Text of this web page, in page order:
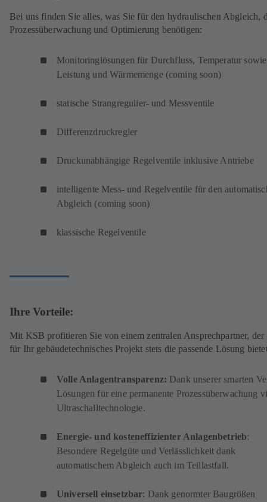
Bei uns finden Sie alles, was Sie für den hydraulischen Abgleich,
Prozessüberwachung und Optimierung benötigen:
Monitoringlösungen für Durchfluss, Temperatur sowie
Leistung und Wärmemenge (coming soon)
statische Strangregulier- und Messventile
Differenzdruckregler
Druckunabhängige Regelventile inklusive Antriebe
intelligente Mess- und Regelventile für den
Abgleich (coming soon)
klassische Regelventile
Ihre Vorteile:
Mit KSB profitieren Sie von einem zentralen Ansprechpartner, der
für Ihr gebäudetechnisches Projekt stets die passende Lösung
Volle Anlagentransparenz: Dank unserer smarten
Lösungen für eine permanente Prozessüberwachung
Ultraschalltechnologie.
Energie- und kosteneffizienter Anlagenbetrieb:
Besondere Regelgüte und Verlässlichkeit dank
automatischem Abgleich auch im Teillastfall.
Universell einsetzbar: Dank genormter Baugrößen